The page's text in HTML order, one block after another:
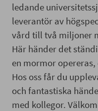
ledande
leverantör av
vård till två miljoner
Här händer det
en mormor
Hos oss får du
och fantastiska
med kollegor.